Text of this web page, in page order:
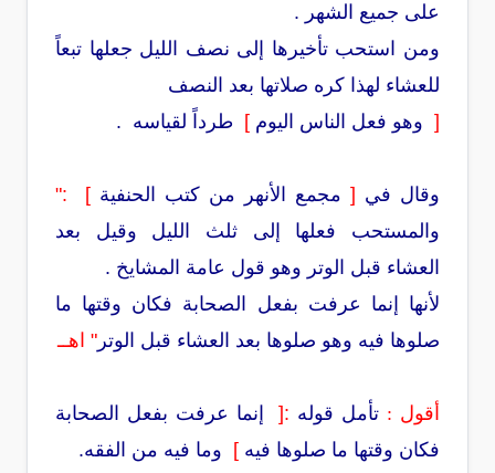
على جميع الشهر .
ومن استحب تأخيرها إلى نصف الليل جعلها تبعاً
للعشاء لهذا كره صلاتها بعد النصف
[ وهو فعل الناس اليوم ] طرداً لقياسه .
وقال في [ مجمع الأنهر من كتب الحنفية ] :"
والمستحب فعلها إلى ثلث الليل وقيل بعد
العشاء قبل الوتر وهو قول عامة المشايخ .
لأنها إنما عرفت بفعل الصحابة فكان وقتها ما
صلوها فيه وهو صلوها بعد العشاء قبل الوتر " اهــ
أقول : تأمل قوله :[
إنما عرفت بفعل الصحابة
فكان وقتها ما صلوها فيه ]
وما فيه من الفقه.